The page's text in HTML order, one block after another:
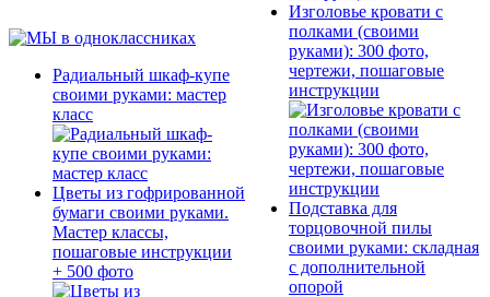
Радиальный шкаф-купе
своими руками: мастер
класс
Цветы из гофрированной
бумаги своими руками.
Мастер классы,
пошаговые инструкции
+ 500 фото
Изголовье кровати с
полками (своими
руками): 300 фото,
чертежи, пошаговые
инструкции
Подставка для
торцовочной пилы
своими руками: складная
с дополнительной
опорой